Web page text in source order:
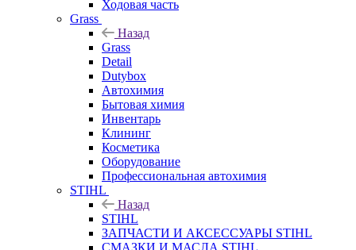
Ходовая часть
Grass
Назад
Grass
Detail
Dutybox
Автохимия
Бытовая химия
Инвентарь
Клининг
Косметика
Оборудование
Профессиональная автохимия
STIHL
Назад
STIHL
ЗАПЧАСТИ И АКСЕССУАРЫ STIHL
СМАЗКИ И МАСЛА STIHL